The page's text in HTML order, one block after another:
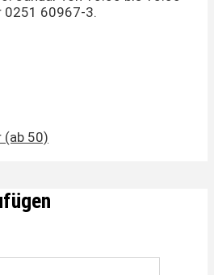
0251 60967-3.
(ab 50)